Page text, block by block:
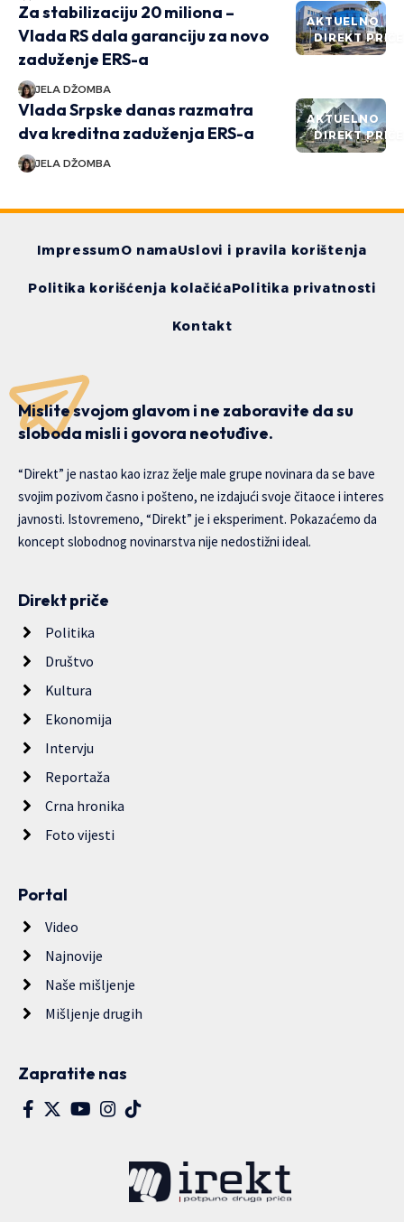
AKTUELNO
DIREKT PRIČE
Za stabilizaciju 20 miliona –
Vlada RS dala garanciju za novo
zaduženje ERS-a
JELA DŽOMBA
AKTUELNO
DIREKT PRIČE
Vlada Srpske danas razmatra
dva kreditna zaduženja ERS-a
JELA DŽOMBA
ImpressumO namaUslovi i pravila korištenja
Politika korišćenja kolačićaPolitika privatnosti
Kontakt
Mislite svojom glavom i ne zaboravite da su
sloboda misli i govora neotuđive.
“Direkt” je nastao kao izraz želje male grupe novinara da se bave
svojim pozivom časno i pošteno, ne izdajući svoje čitaoce i interes
javnosti. Istovremeno, “Direkt” je i eksperiment. Pokazaćemo da
koncept slobodnog novinarstva nije nedostižni ideal.
Direkt priče
Politika
Društvo
Kultura
Ekonomija
Intervju
Reportaža
Crna hronika
Foto vijesti
Portal
Video
Najnovije
Naše mišljenje
Mišljenje drugih
Zapratite nas